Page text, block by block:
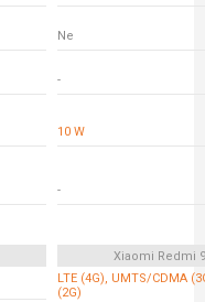
Ne
-
10 W
-
Xiaomi Redmi
LTE (4G), UMTS/CDMA
(2G)